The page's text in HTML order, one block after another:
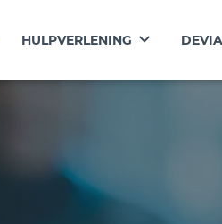
HULPVERLENING